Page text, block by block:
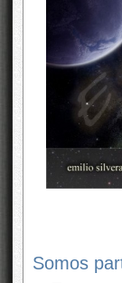
Somos